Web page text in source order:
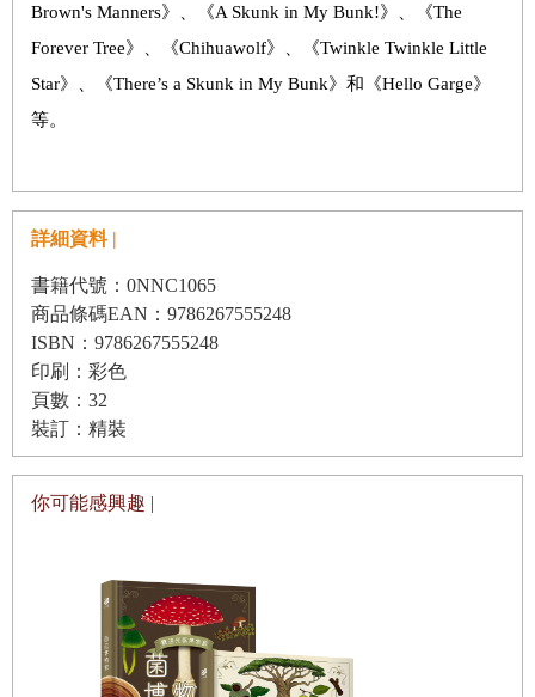
Brown's Manners》、《A Skunk in My Bunk!》、《The
Forever Tree》、《Chihuawolf》、《Twinkle Twinkle Little
Star》、《There’s a Skunk in My Bunk》和《Hello Garge》
等。
詳細資料 |
書籍代號：0NNC1065
商品條碼EAN：9786267555248
ISBN：9786267555248
印刷：彩色
頁數：32
裝訂：精裝
你可能感興趣 |